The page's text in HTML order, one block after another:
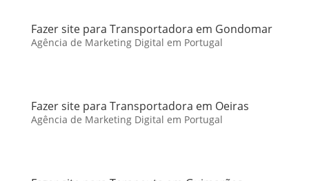
Fazer site para Transportadora em Gondomar
Agência de Marketing Digital em Portugal
Fazer site para Transportadora em Oeiras
Agência de Marketing Digital em Portugal